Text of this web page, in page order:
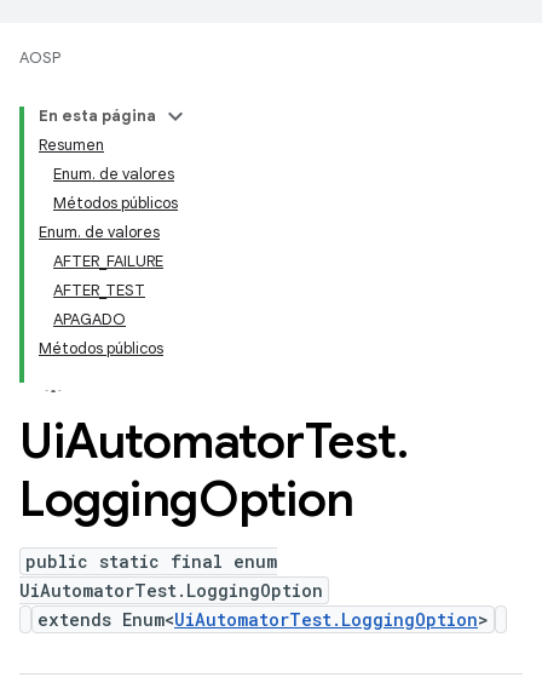
AOSP
En esta página
Resumen
Enum. de valores
Métodos públicos
Enum. de valores
AFTER_FAILURE
AFTER_TEST
APAGADO
Métodos públicos
UiAutomatorTest.
LoggingOption
public static final enum
UiAutomatorTest.LoggingOption
extends Enum<UiAutomatorTest.LoggingOption>